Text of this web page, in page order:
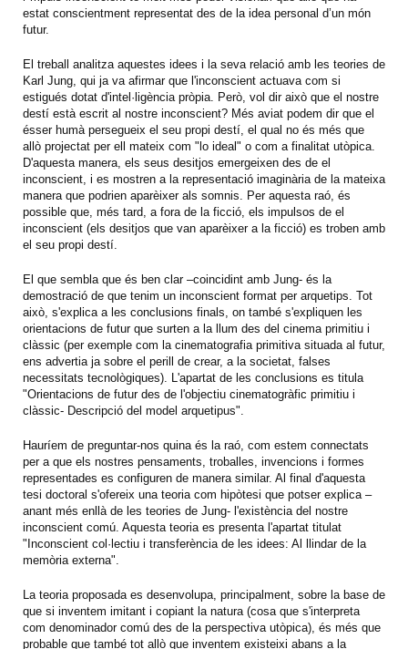
estat conscientment representat des de la idea personal d’un món
futur.
El treball analitza aquestes idees i la seva relació amb les teories de
Karl Jung, qui ja va afirmar que l'inconscient actuava com si
estigués dotat d'intel·ligència pròpia. Però, vol dir això que el nostre
destí està escrit al nostre inconscient? Més aviat podem dir que el
ésser humà persegueix el seu propi destí, el qual no és més que
allò projectat per ell mateix com "lo ideal" o com a finalitat utòpica.
D'aquesta manera, els seus desitjos emergeixen des de el
inconscient, i es mostren a la representació imaginària de la mateixa
manera que podrien aparèixer als somnis. Per aquesta raó, és
possible que, més tard, a fora de la ficció, els impulsos de el
inconscient (els desitjos que van aparèixer a la ficció) es troben amb
el seu propi destí.
El que sembla que és ben clar –coincidint amb Jung- és la
demostració de que tenim un inconscient format per arquetips. Tot
això, s'explica a les conclusions finals, on també s'expliquen les
orientacions de futur que surten a la llum des del cinema primitiu i
clàssic (per exemple com la cinematografia primitiva situada al futur,
ens advertia ja sobre el perill de crear, a la societat, falses
necessitats tecnològiques). L'apartat de les conclusions es titula
"Orientacions de futur des de l'objectiu cinematogràfic primitiu i
clàssic- Descripció del model arquetipus".
Hauríem de preguntar-nos quina és la raó, com estem connectats
per a que els nostres pensaments, troballes, invencions i formes
representades es configuren de manera similar. Al final d'aquesta
tesi doctoral s'ofereix una teoria com hipòtesi que potser explica –
anant més enllà de les teories de Jung- l'existència del nostre
inconscient comú. Aquesta teoria es presenta l'apartat titulat
"Inconscient col·lectiu i transferència de les idees: Al llindar de la
memòria externa".
La teoria proposada es desenvolupa, principalment, sobre la base de
que si inventem imitant i copiant la natura (cosa que s'interpreta
com denominador comú des de la perspectiva utòpica), és més que
probable que també tot allò que inventem existeixi abans a la